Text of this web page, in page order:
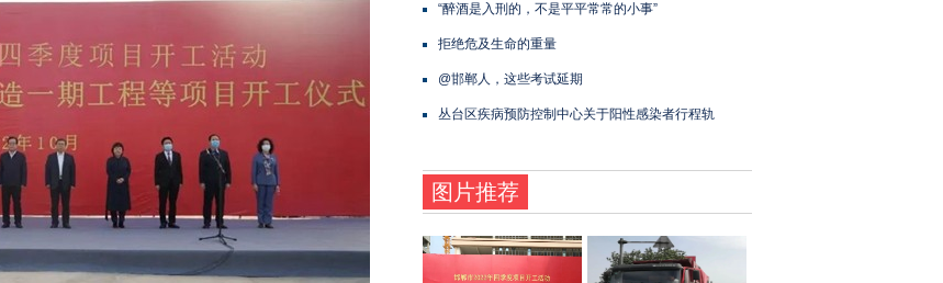
“醉酒是入刑的，不是平平常常的小事”
拒绝危及生命的重量
@邯郸人，这些考试延期
丛台区疾病预防控制中心关于阳性感染者行程轨
图片推荐